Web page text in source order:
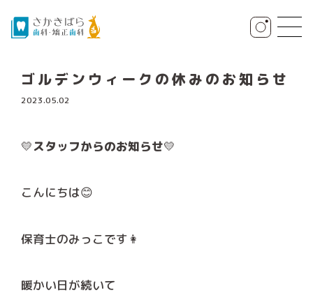
ゴルデンウィークの休みのお知らせ
2023.05.02
💛スタッフからのお知らせ💛
こんにちは😊
保育士のみっこです👩
暖かい日が続いて